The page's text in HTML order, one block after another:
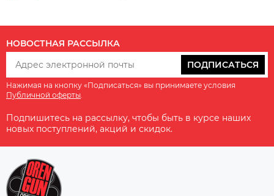
НОВОСТНАЯ РАССЫЛКА
ПОДПИСАТЬСЯ
Нажимая на кнопку «Подписаться» вы принимаете условия
Публичной оферты.
Подпишитесь на рассылку, чтобы быть в курсе наших
новых поступлений, акций и скидок.